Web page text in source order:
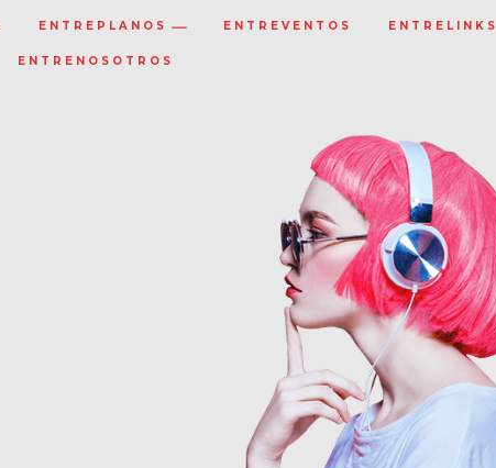
ENTREPLANOS ENTREVENTOS ENTRELINKS
ENTRENOSOTROS